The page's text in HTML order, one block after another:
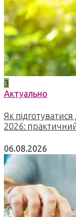
3
Актуально
Як
2026:
06.08.2026